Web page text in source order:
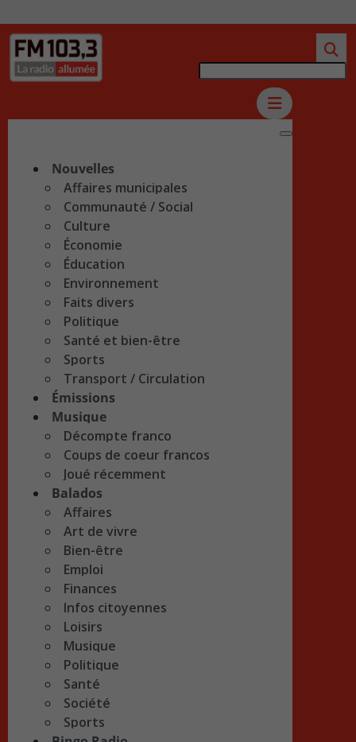
Nouvelles
Affaires municipales
Communauté / Social
Culture
Économie
Éducation
Environnement
Faits divers
Politique
Santé et bien-être
Sports
Transport / Circulation
Émissions
Musique
Décompte franco
Coups de coeur francos
Joué récemment
Balados
Affaires
Art de vivre
Bien-être
Emploi
Finances
Infos citoyennes
Loisirs
Musique
Politique
Santé
Société
Sports